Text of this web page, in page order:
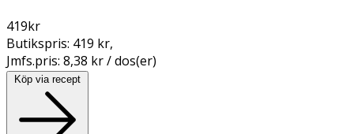
419kr
Butikspris: 419 kr,
Jmfs.pris: 8,38 kr / dos(er)
Köp via recept